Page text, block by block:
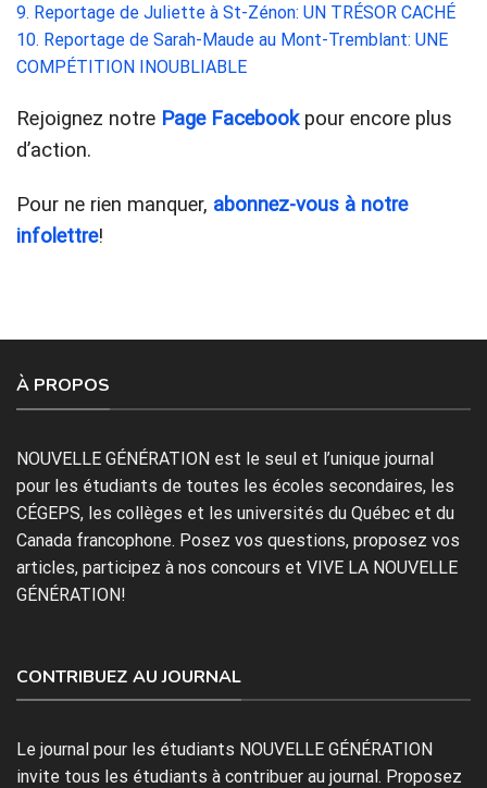
9. Reportage de Juliette à St-Zénon: UN TRÉSOR CACHÉ
10. Reportage de Sarah-Maude au Mont-Tremblant: UNE
COMPÉTITION INOUBLIABLE
Rejoignez notre Page Facebookpour encore plus
d’action.
Pour ne rien manquer, abonnez-vous à notre
infolettre!
À PROPOS
NOUVELLE GÉNÉRATION est le seul et l’unique journal
pour les étudiants de toutes les écoles secondaires, les
CÉGEPS, les collèges et les universités du Québec et du
Canada francophone. Posez vos questions, proposez vos
articles, participez à nos concours et VIVE LA NOUVELLE
GÉNÉRATION!
CONTRIBUEZ AU JOURNAL
Le journal pour les étudiants NOUVELLE GÉNÉRATION
invite tous les étudiants à contribuer au journal. Proposez